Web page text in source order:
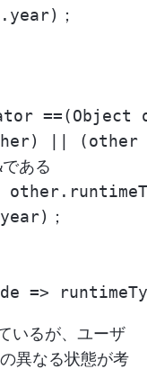
；
|| (other
ある
；
いるが、ユーザ
異なる状態が考